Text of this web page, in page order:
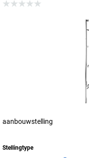
aanbouwstelling
Stellingtype